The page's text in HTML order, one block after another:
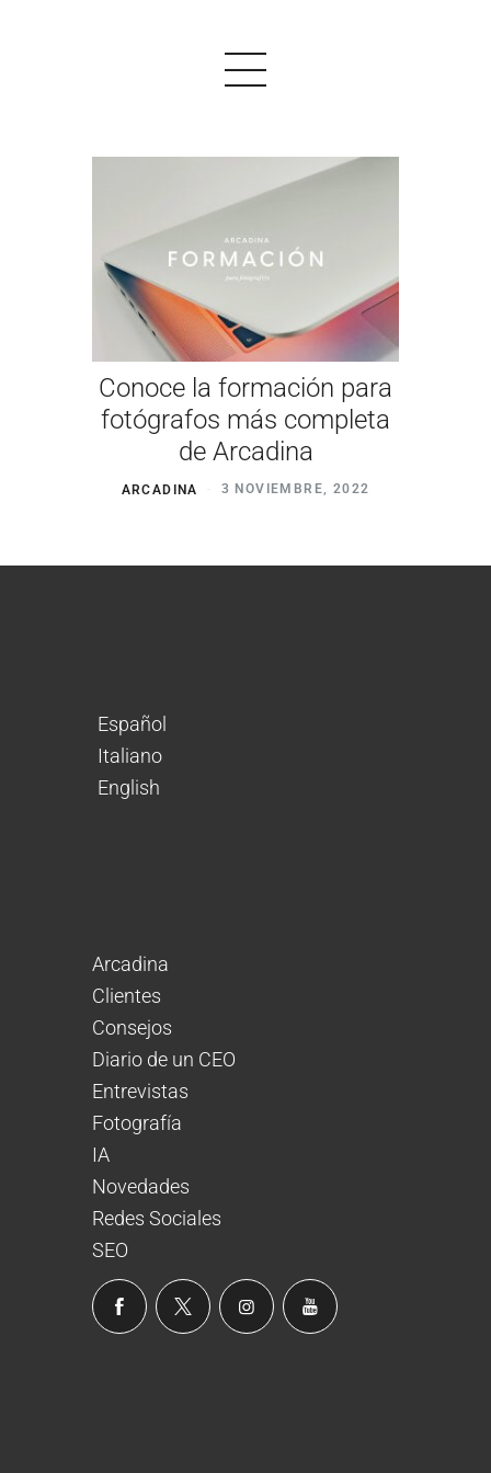
PRODUCTOS
EJEMPLOS
OPINIONES
PRECIOS
LOGIN
EMPEZAR AHORA
Conoce la formación para
fotógrafos más completa
de Arcadina
ARCADINA 3 NOVIEMBRE, 2022
Español
Italiano
English
Arcadina
Clientes
Consejos
Diario de un CEO
Entrevistas
Fotografía
IA
Novedades
Redes Sociales
SEO